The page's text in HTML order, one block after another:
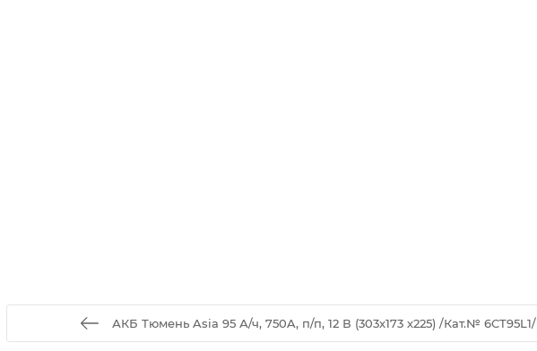
АКБ Тюмень Asia 95 А/ч, 750A, п/п, 12 В (303х173 х225) /Кат.№ 6CT95L1/